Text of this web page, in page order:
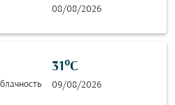
08/08/2026
31°C
09/08/2026